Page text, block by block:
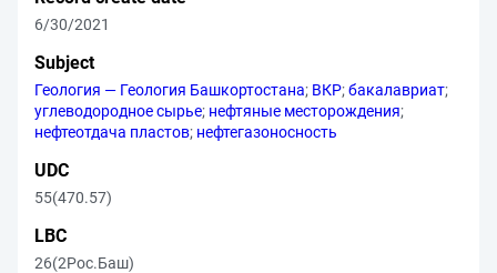
6/30/2021
Subject
Геология — Геология Башкортостана; ВКР;бакалавриат;
углеводородное сырье; нефтяные месторождения;
нефтеотдача пластов; нефтегазоносность
UDC
55(470.57)
LBC
26(2Рос.Баш)